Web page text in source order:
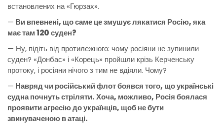
встановлених на «Гюрзах».
— Ви впевнені, що саме це змушує лякатися Росію, яка
має там 120 суден?
— Ну, підіть від протилежного: чому росіяни не зупинили
суден? «Донбас» і «Корець» пройшли крізь Керченську
протоку, і росіяни нічого з тим не вдіяли. Чому?
— Навряд чи російський флот боявся того, що українські
судна почнуть стріляти. Хоча, можливо, Росія боялася
проявити агресію до українців, щоб не бути
звинуваченою в атаці.